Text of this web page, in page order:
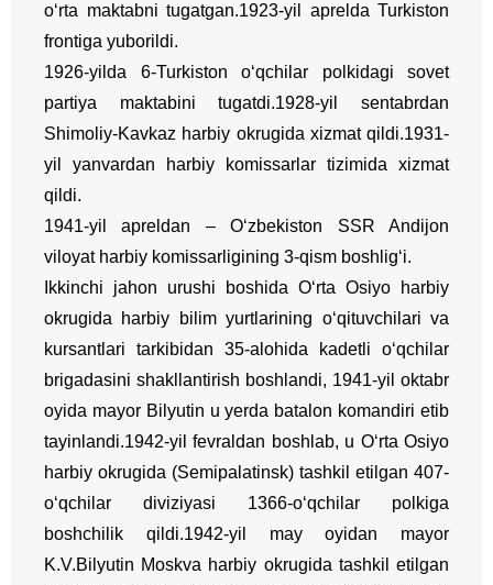
o‘rta maktabni tugatgan.1923-yil aprelda Turkiston
frontiga yuborildi.
1926-yilda 6-Turkiston o‘qchilar polkidagi sovet
partiya maktabini tugatdi.1928-yil sentabrdan
Shimoliy-Kavkaz harbiy okrugida xizmat qildi.1931-
yil yanvardan harbiy komissarlar tizimida xizmat
qildi.
1941-yil apreldan – O‘zbekiston SSR Andijon
viloyat harbiy komissarligining 3-qism boshlig‘i.
Ikkinchi jahon urushi boshida O‘rta Osiyo harbiy
okrugida harbiy bilim yurtlarining o‘qituvchilari va
kursantlari tarkibidan 35-alohida kadetli o‘qchilar
brigadasini shakllantirish boshlandi, 1941-yil oktabr
oyida mayor Bilyutin u yerda batalon komandiri etib
tayinlandi.1942-yil fevraldan boshlab, u O‘rta Osiyo
harbiy okrugida (Semipalatinsk) tashkil etilgan 407-
o‘qchilar diviziyasi 1366-o‘qchilar polkiga
boshchilik qildi.1942-yil may oyidan mayor
K.V.Bilyutin Moskva harbiy okrugida tashkil etilgan